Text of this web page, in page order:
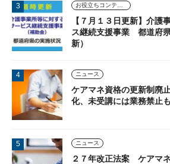
【７月１３日更新】介護
ス継続支援事業 都道府
新）
ニュース
ケアマネ資格の更新制廃
化、未受講には業務禁止も
ニュース
２７年改正法案 ケアマ